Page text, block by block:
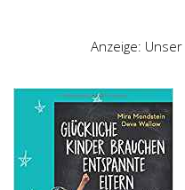
Anzeige: